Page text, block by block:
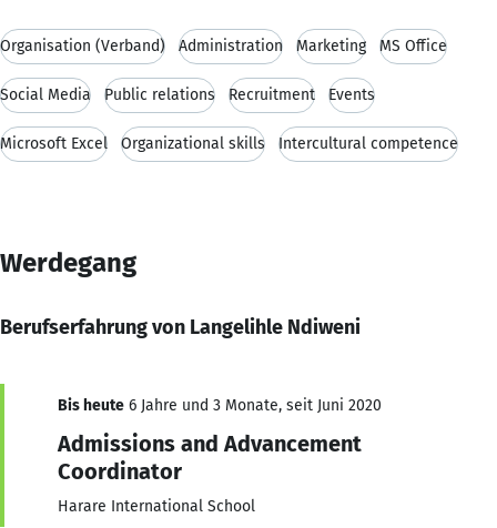
Organisation (Verband) Administration Marketing MS Office
Social Media Public relations Recruitment Events
Microsoft Excel Organizational skills Intercultural competence
Werdegang
Berufserfahrung von Langelihle Ndiweni
Bis heute 6 Jahre und 3 Monate, seit Juni 2020
Admissions and Advancement
Coordinator
Harare International School